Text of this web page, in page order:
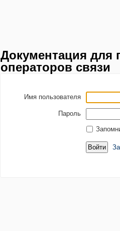
Документация для
операторов связи
Имя пользователя
Пароль